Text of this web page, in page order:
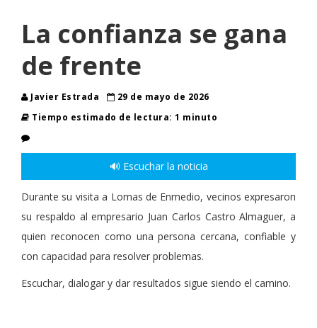
La confianza se gana
de frente
Javier Estrada
29 de mayo de 2026
Tiempo estimado de lectura: 1 minuto
🔊 Escuchar la noticia
Durante su visita a Lomas de Enmedio, vecinos expresaron
su respaldo al empresario Juan Carlos Castro Almaguer, a
quien reconocen como una persona cercana, confiable y
con capacidad para resolver problemas.
Escuchar, dialogar y dar resultados sigue siendo el camino.